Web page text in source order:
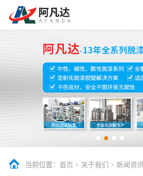
当前位置： 首页 > 关于我们 > 新闻资讯